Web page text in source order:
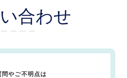
合わせ
ー ー ー ー
問やご不明点は